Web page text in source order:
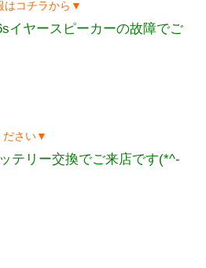
はコチラから▼
ヤースピーカーの故障でご
ださい▼
テリー交換でご来店です(*^-